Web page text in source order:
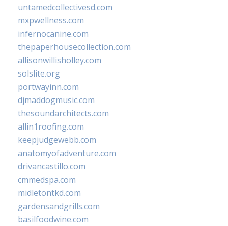
untamedcollectivesd.com
mxpwellness.com
infernocanine.com
thepaperhousecollection.com
allisonwillisholley.com
solslite.org
portwayinn.com
djmaddogmusic.com
thesoundarchitects.com
allin1roofing.com
keepjudgewebb.com
anatomyofadventure.com
drivancastillo.com
cmmedspa.com
midletontkd.com
gardensandgrills.com
basilfoodwine.com